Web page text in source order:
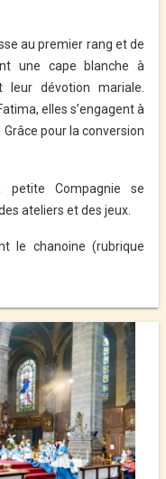
au premier rang et de
une cape blanche à
leur dévotion mariale.
elles s’engagent à
pour la conversion
Compagnie se
ateliers et des jeux.
le chanoine (rubrique